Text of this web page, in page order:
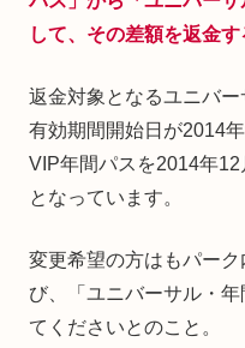
して、その差額を返金す
返金対象となるユニバ
有効期間開始日が2014
VIP年間パスを2014年12
となっています。
変更希望の方はもパー
び、「ユニバーサル・
てくださいとのこと。